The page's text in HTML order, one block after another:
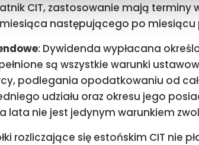
CIT, zastosowanie mają terminy
następującego po
: Dywidenda wypłacana
są wszystkie warunki
podlegania opodatkowaniu od
udziału oraz okresu jego
lata nie jest jedynym warunkiem
rozliczające się estońskim CIT nie